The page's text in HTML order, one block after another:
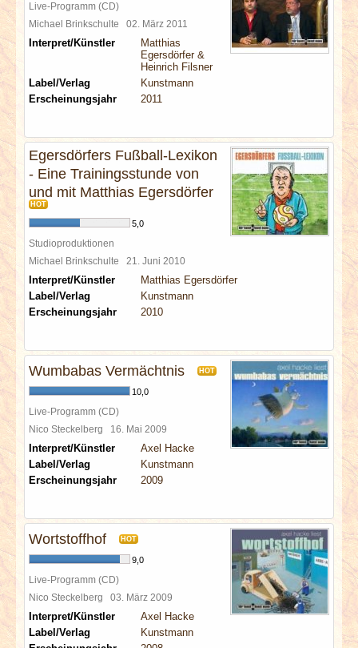
Live-Programm (CD)
Michael Brinkschulte 02. März 2011
Interpret/Künstler
Matthias
Egersdörfer &
Heinrich Filsner
Label/Verlag
Kunstmann
Erscheinungsjahr
2011
Egersdörfers Fußball-Lexikon
- Eine Trainingsstunde von
und mit Matthias Egersdörfer
HOT
5,0
Studioproduktionen
Michael Brinkschulte 21. Juni 2010
Interpret/Künstler
Matthias Egersdörfer
Label/Verlag
Kunstmann
Erscheinungsjahr
2010
Wumbabas Vermächtnis HOT
10,0
Live-Programm (CD)
Nico Steckelberg 16. Mai 2009
Interpret/Künstler
Axel Hacke
Label/Verlag
Kunstmann
Erscheinungsjahr
2009
Wortstoffhof HOT
9,0
Live-Programm (CD)
Nico Steckelberg 03. März 2009
Interpret/Künstler
Axel Hacke
Label/Verlag
Kunstmann